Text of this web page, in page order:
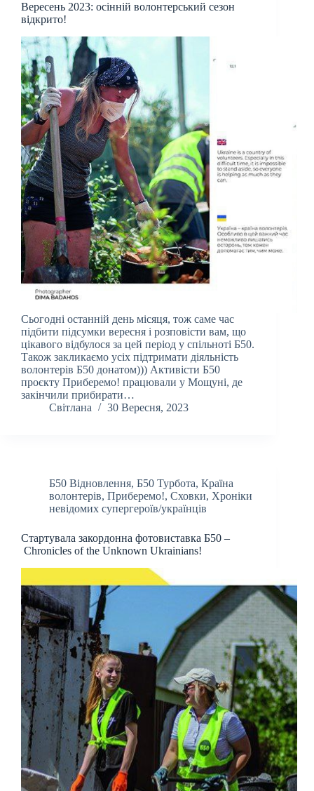
Вересень 2023: осінній волонтерський сезон
відкрито!
Сьогодні останній день місяця, тож саме час
підбити підсумки вересня і розповісти вам, що
цікавого відбулося за цей період у спільноті Б50.
Також закликаємо усіх підтримати діяльність
волонтерів Б50 донатом))) Активісти Б50
проєкту Приберемо! працювали у Мощуні, де
закінчили прибирати…
Світлана
30 Вересня, 2023
Б50 Відновлення, Б50 Турбота, Країна
волонтерів, Приберемо!, Сховки, Хроніки
невідомих супергероїв/українців
Стартувала закордонна фотовиставка Б50 –
Chronicles of the Unknown Ukrainians!